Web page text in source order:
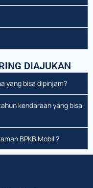
DIAJUKAN
yang bisa dipinjam?
kendaraan yang bisa
BPKB Mobil ?